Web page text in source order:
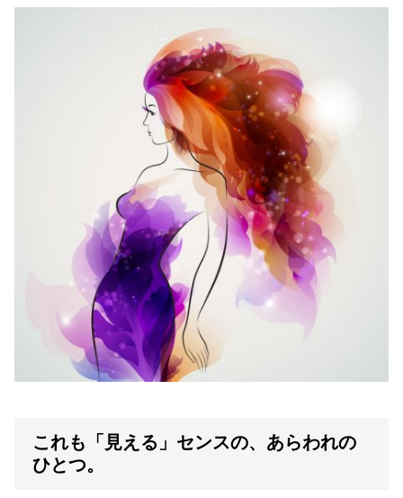
これも「見える」センスの、あらわれの
ひとつ。